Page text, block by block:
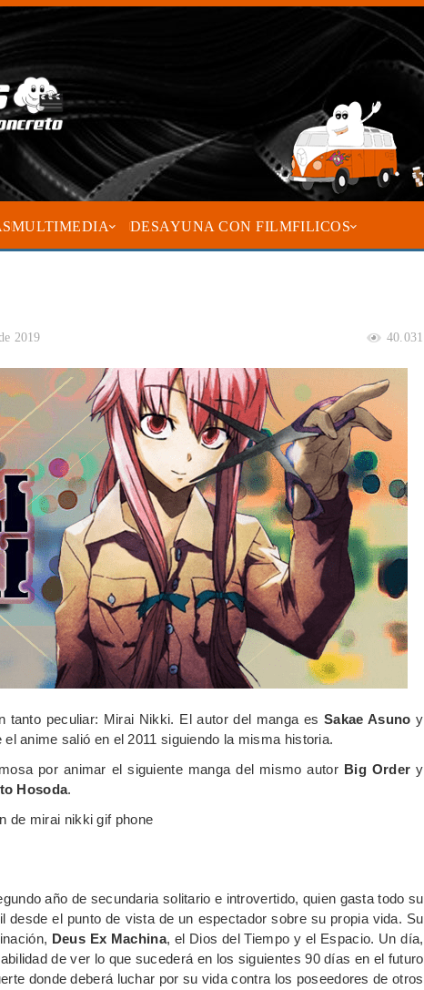
MULTIMEDIA DESAYUNA CON FILMFILICOS
2019 40.031
tanto peculiar: Mirai Nikki. El autor del manga esSakae Asuno y
anime salió en el 2011 siguiendo la misma historia.
por animar el siguiente manga del mismo autor Big Order y
Hosoda.
año de secundaria solitario e introvertido, quien gasta todo su
desde el punto de vista de un espectador sobre su propia vida. Su
Deus Ex Machina, el Dios del Tiempo y el Espacio. Un día,
de ver lo que sucederá en los siguientes 90 días en el futuro
donde deberá luchar por su vida contra los poseedores de otros